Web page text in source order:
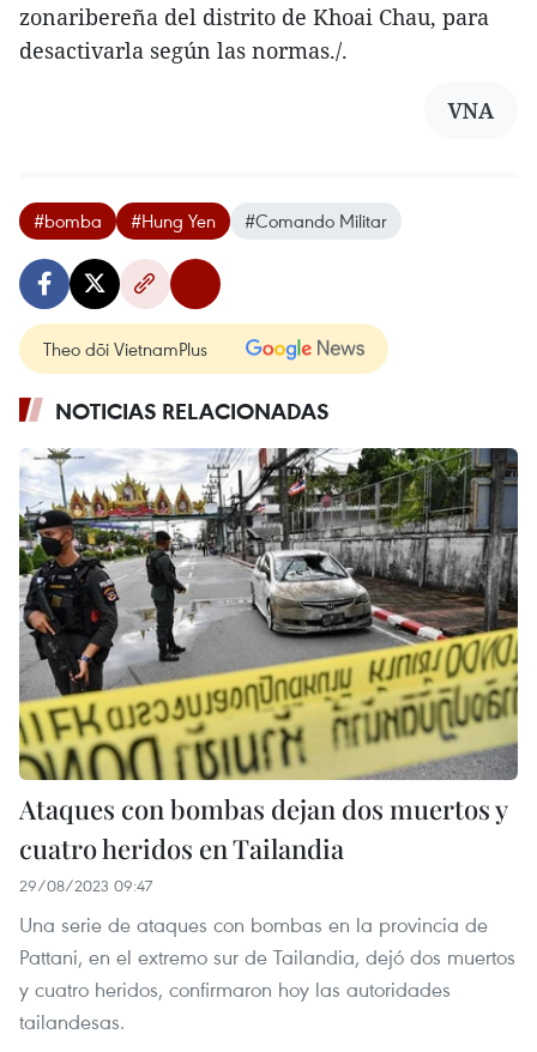
zonaribereña del distrito de Khoai Chau, para
desactivarla según las normas./.
VNA
#bomba #Hung Yen #Comando Militar
Theo dõi VietnamPlus
NOTICIAS RELACIONADAS
Ataques con bombas dejan dos muertos y
cuatro heridos en Tailandia
29/08/2023 09:47
Una serie de ataques con bombas en la provincia de
Pattani, en el extremo sur de Tailandia, dejó dos muertos
y cuatro heridos, confirmaron hoy las autoridades
tailandesas.